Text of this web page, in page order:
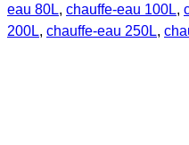
eau 80L, chauffe-eau 100L,
200L, chauffe-eau 250L,